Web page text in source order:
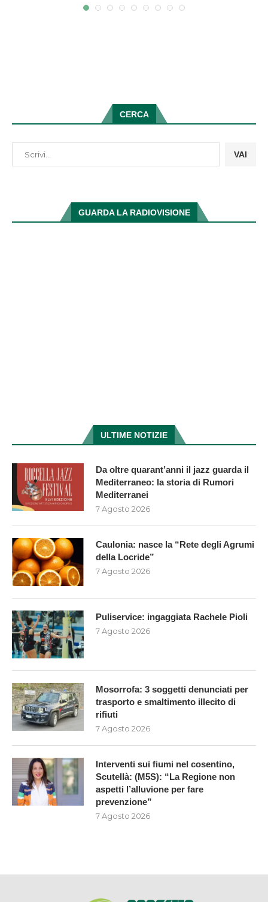
CERCA
VAI
GUARDA LA RADIOVISIONE
ULTIME NOTIZIE
Da oltre quarant’anni il jazz guarda il
Mediterraneo: la storia di Rumori
Mediterranei
7 Agosto 2026
Caulonia: nasce la “Rete degli Agrumi
della Locride”
7 Agosto 2026
Puliservice: ingaggiata Rachele Pioli
7 Agosto 2026
Mosorrofa: 3 soggetti denunciati per
trasporto e smaltimento illecito di
rifiuti
7 Agosto 2026
Interventi sui fiumi nel cosentino,
Scutellà: (M5S): “La Regione non
aspetti l’alluvione per fare
prevenzione”
7 Agosto 2026